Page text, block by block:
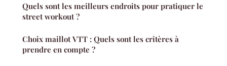
Quels sont les meilleurs endroits pour pratiquer le
street workout ?
Choix maillot VTT : Quels sont les critères à
prendre en compte ?